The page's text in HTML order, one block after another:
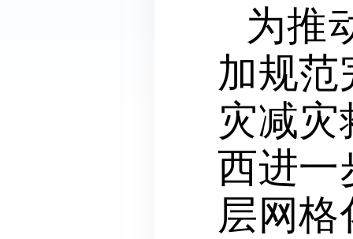
为推
加规范
灾减
西进一
层网